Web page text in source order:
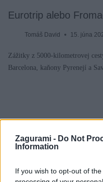
Zagurami - Do Not
Information
If you wish to opt-out of
Eurotrip alebo
Tomáš David 15. júna
Zážitky z 5000-kilometrovej
Barcelona, kaňony Pyrenejí a